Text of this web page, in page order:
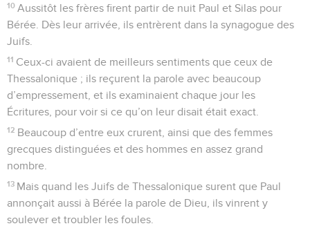
10 Aussitôt les frères firent partir de nuit Paul et Silas pour
Bérée. Dès leur arrivée, ils entrèrent dans la synagogue des
Juifs.
11 Ceux-ci avaient de meilleurs sentiments que ceux de
Thessalonique ; ils reçurent la parole avec beaucoup
d’empressement, et ils examinaient chaque jour les
Écritures, pour voir si ce qu’on leur disait était exact.
12 Beaucoup d’entre eux crurent, ainsi que des femmes
grecques distinguées et des hommes en assez grand
nombre.
13 Mais quand les Juifs de Thessalonique surent que Paul
annonçait aussi à Bérée la parole de Dieu, ils vinrent y
soulever et troubler les foules.